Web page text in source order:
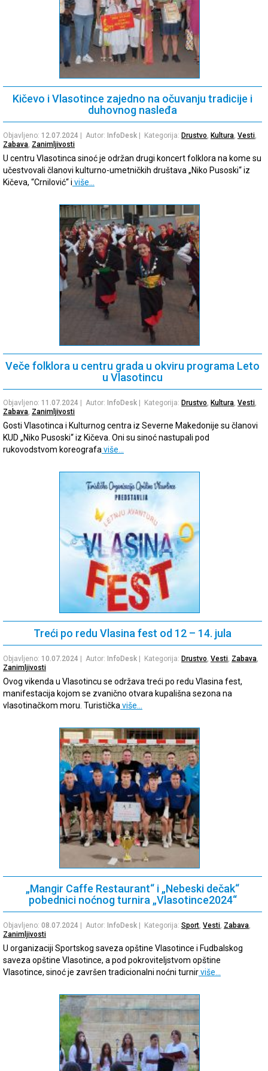
Kičevo i Vlasotince zajedno na očuvanju tradicije i
duhovnog nasleđa
Objavljeno: 12.07.2024 | Autor: InfoDesk | Kategorija: Drustvo, Kultura, Vesti,
Zabava, Zanimljivosti
U centru Vlasotinca sinoć je održan drugi koncert folklora na kome su
učestvovali članovi kulturno-umetničkih društava „Niko Pusoski“ iz
Kičeva, “Crnilović“ i više…
Veče folklora u centru grada u okviru programa Leto
u Vlasotincu
Objavljeno: 11.07.2024 | Autor: InfoDesk | Kategorija: Drustvo Kultura Vesti
Zabava Zanimljivosti
Gosti Vlasotinca i Kulturnog centra iz Severne Makedonije su članovi
KUD „Niko Pusoski“ iz Kičeva. Oni su sinoć nastupali pod
rukovodstvom koreografa više…
Treći po redu Vlasina fest od 12 – 14. jula
Objavljeno: 10.07.2024 | Autor: InfoDesk | Kategorija: Drustvo Vesti Zabava
Zanimljivosti
Ovog vikenda u Vlasotincu se održava treći po redu Vlasina fest,
manifestacija kojom se zvanično otvara kupališna sezona na
vlasotinačkom moru. Turistička više…
„Mangir Caffe Restaurant“ i „Nebeski dečak“
pobednici noćnog turnira „Vlasotince2024“
Objavljeno: 08.07.2024 | Autor: InfoDesk | Kategorija: Sport, Vesti, Zabava,
Zanimljivosti
U organizaciji Sportskog saveza opštine Vlasotince i Fudbalskog
saveza opštine Vlasotince, a pod pokroviteljstvom opštine
Vlasotince, sinoć je završen tradicionalni noćni turnirviše…